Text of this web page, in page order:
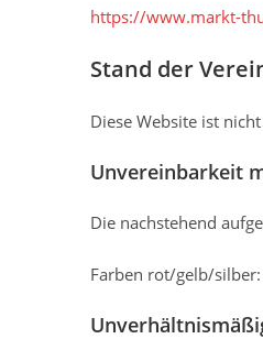
https://www.markt-
Stand der
Diese Website ist
Unvereinbarkeit
Die nachstehend
Farben rot/gelb/